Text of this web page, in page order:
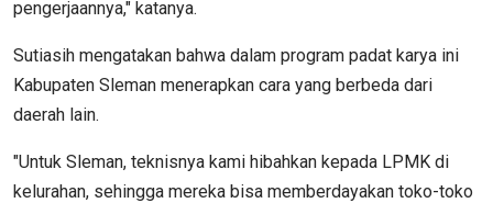
pengerjaannya," katanya.
Sutiasih mengatakan bahwa dalam program padat karya ini
Kabupaten Sleman menerapkan cara yang berbeda dari
daerah lain.
"Untuk Sleman, teknisnya kami hibahkan kepada LPMK di
kelurahan, sehingga mereka bisa memberdayakan toko-toko